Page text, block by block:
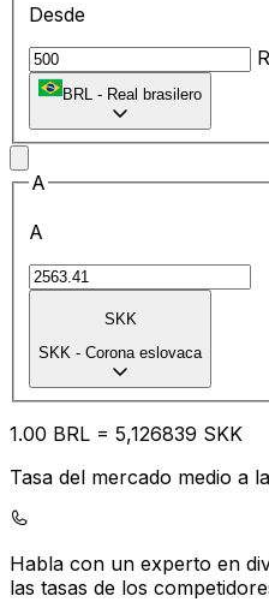
Desde
BRL - Real brasilero
A
A
SKK
SKK - Corona eslovaca
1.00 BRL = 5,126839 SKK
Tasa del mercado medio a
Habla con un experto en
las tasas de los